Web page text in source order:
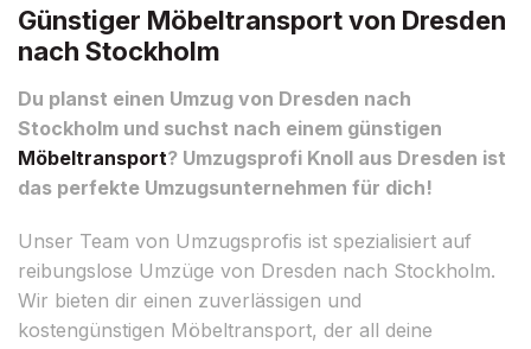
Günstiger Möbeltransport von Dresden
nach Stockholm
Du planst einen Umzug von Dresden nach
Stockholm und suchst nach einem günstigen
Möbeltransport? Umzugsprofi Knoll aus Dresden ist
das perfekte Umzugsunternehmen für dich!
Unser Team von Umzugsprofis ist spezialisiert auf
reibungslose Umzüge von Dresden nach Stockholm.
Wir bieten dir einen zuverlässigen und
kostengünstigen Möbeltransport, der all deine